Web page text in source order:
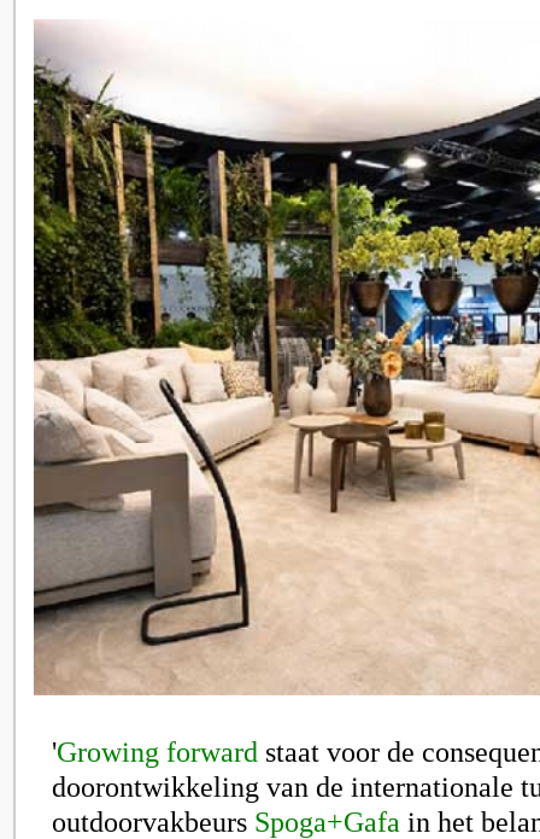
'Growing forward staat voor de
doorontwikkeling van de internationale
outdoorvakbeurs Spoga+Gafa in het